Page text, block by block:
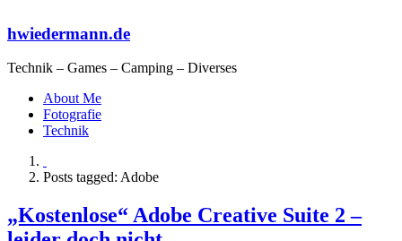
hwiedermann.de
Technik – Games – Camping – Diverses
About Me
Fotografie
Technik
Posts tagged: Adobe
„Kostenlose“ Adobe Creative Suite 2 –